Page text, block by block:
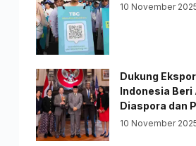
10 November
Dukung
Indonesia
Diaspora dan
10 November